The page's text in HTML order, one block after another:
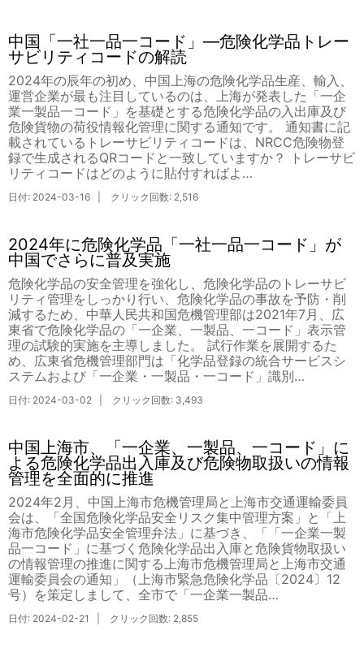
中国「一社一品一コード」―危険化学品トレー
サビリティコードの解読
2024年の辰年の初め、中国上海の危険化学品生産、輸入、
運営企業が最も注目しているのは、上海が発表した「一企
業一製品一コード」を基礎とする危険化学品の入出庫及び
危険貨物の荷役情報化管理に関する通知です。 通知書に記
載されているトレーサビリティコードは、NRCC危険物登
録で生成されるQRコードと一致していますか？ トレーサビ
リティコードはどのように貼付すればよ…
日付: 2024-03-16 | クリック回数: 2,516
2024年に危険化学品「一社一品一コード」が
中国でさらに普及実施
危険化学品の安全管理を強化し、危険化学品のトレーサビ
リティ管理をしっかり行い、危険化学品の事故を予防・削
減するため、中華人民共和国危機管理部は2021年7月、広
東省で危険化学品の「一企業、一製品、一コード」表示管
理の試験的実施を主導しました。 試行作業を展開するた
め、広東省危機管理部門は「化学品登録の統合サービスシ
ステムおよび「一企業・一製品・一コード」識別…
日付: 2024-03-02 | クリック回数: 3,493
中国上海市、「一企業、一製品、一コード」に
よる危険化学品出入庫及び危険物取扱いの情報
管理を全面的に推進
2024年2月、中国上海市危機管理局と上海市交通運輸委員
会は、「全国危険化学品安全リスク集中管理方案」と「上
海市危険化学品安全管理弁法」に基づき、「「一企業一製
品一コード」に基づく危険化学品出入庫と危険貨物取扱い
の情報管理の推進に関する上海市危機管理局と上海市交通
運輸委員会の通知」（上海市緊急危険化学品〔2024〕12
号）を策定しまして、全市で「一企業一製品…
日付: 2024-02-21 | クリック回数: 2,855